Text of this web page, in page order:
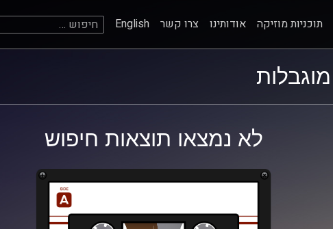
תוכניות מוזיקה אודותינו צרו קשר English חיפוש:
לא נמצאו תוצאות חיפוש